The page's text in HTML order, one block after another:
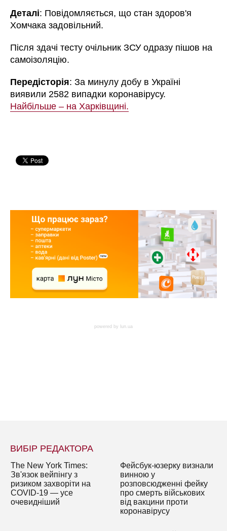
Деталі: Повідомляється, що стан здоров'я
Хомчака задовільний.
Після здачі тесту очільник ЗСУ одразу пішов на
самоізоляцію.
Передісторія: За минулу добу в Україні
виявили 2582 випадки коронавірусу.
Найбільше – на Харківщині.
powered by lun.ua
ВИБІР РЕДАКТОРА
The New York Times:
Зв'язок вейпінгу з
ризиком захворіти на
COVID-19 — усе
очевидніший
Фейсбук-юзерку визнали
винною у
розповсюдженні фейку
про смерть військових
від вакцини проти
коронавірусу